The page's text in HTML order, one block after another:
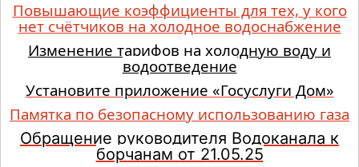
Повышающие коэффициенты для тех, у кого
нет счётчиков на холодное водоснабжение
Изменение тарифов на холодную воду и
водоотведение
Установите приложение «Госуслуги Дом»
Памятка по безопасному использованию газа
Обращение руководителя Водоканала к
борчанам от 21.05.25